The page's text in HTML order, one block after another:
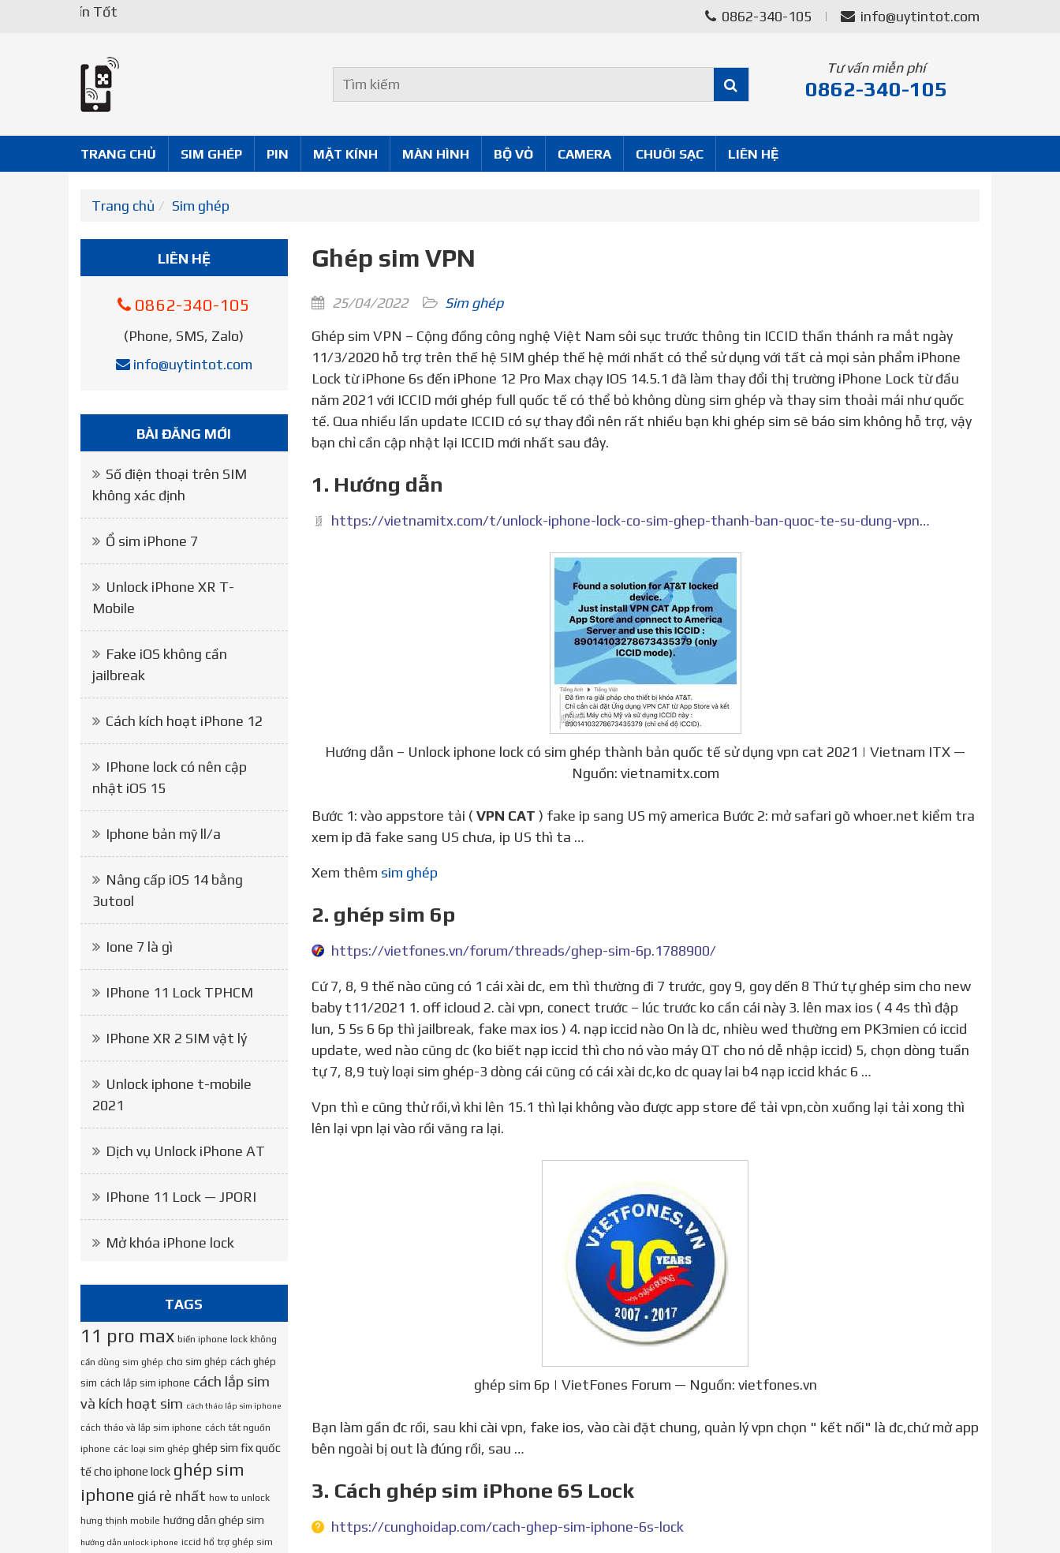
0862-340-105 info@uytintot.com
Tư vấn miễn phí
0862-340-105
TRANG CHỦ SIM GHÉP PIN MẶT KÍNH MÀN HÌNH BỘ VỎ CAMERA CHUÔI SẠC LIÊN HỆ
Trang chủ Sim ghép
Ghép sim VPN
25/04/2022
Sim ghép
Ghép sim VPN – Cộng đồng công nghệ Việt Nam sôi sục trước thông tin ICCID thần thánh ra mắt ngày
11/3/2020 hỗ trợ trên thế hệ SIM ghép thế hệ mới nhất có thể sử dụng với tất cả mọi sản phẩm iPhone
Lock từ iPhone 6s đến iPhone 12 Pro Max chạy IOS 14.5.1 đã làm thay đổi thị trường iPhone Lock từ đầu
năm 2021 với ICCID mới ghép full quốc tế có thể bỏ không dùng sim ghép và thay sim thoải mái như quốc
tế. Qua nhiều lần update ICCID có sự thay đổi nên rất nhiều bạn khi ghép sim sẽ báo sim không hỗ trợ, vậy
bạn chỉ cần cập nhật lại ICCID mới nhất sau đây.
1. Hướng dẫn
https://vietnamitx.com/t/unlock-iphone-lock-co-sim-ghep-thanh-ban-quoc-te-su-dung-vpn-cat-2021.436/
Hướng dẫn – Unlock iphone lock có sim ghép thành bản quốc tế sử dụng vpn cat 2021 | Vietnam ITX —
Nguồn: vietnamitx.com
Bước 1: vào appstore tải ( VPN CAT ) fake ip sang US mỹ america Bước 2: mở safari gõ whoer.net kiểm tra
xem ip đã fake sang US chưa, ip US thì ta …
Xem thêm sim ghép
2. ghép sim 6p
https://vietfones.vn/forum/threads/ghep-sim-6p.1788900/
Cứ 7, 8, 9 thế nào cũng có 1 cái xài dc, em thì thường đi 7 trước, goy 9, goy dến 8 Thứ tự ghép sim cho new
baby t11/2021 1. off icloud 2. cài vpn, conect trước – lúc trước ko cần cái này 3. lên max ios ( 4 4s thì đập
lun, 5 5s 6 6p thì jailbreak, fake max ios ) 4. nạp iccid nào On là dc, nhièu wed thường em PK3mien có iccid
update, wed nào cũng dc (ko biết nạp iccid thì cho nó vào máy QT cho nó dễ nhập iccid) 5, chọn dòng tuần
tự 7, 8,9 tuỳ loại sim ghép-3 dòng cái cũng có cái xài dc,ko dc quay lai b4 nạp iccid khác 6 …
Vpn thì e cũng thử rồi,vì khi lên 15.1 thì lại không vào được app store đề tải vpn,còn xuống lại tải xong thì
lên lại vpn lại vào rồi văng ra lại.
ghép sim 6p | VietFones Forum — Nguồn: vietfones.vn
Bạn làm gần đc rồi, sau khi cài vpn, fake ios, vào cài đặt chung, quản lý vpn chọn " kết nối" là đc,chứ mở app
bên ngoài bị out là đúng rồi, sau …
3. Cách ghép sim iPhone 6S Lock
https://cunghoidap.com/cach-ghep-sim-iphone-6s-lock
LIÊN HỆ
0862-340-105
(Phone, SMS, Zalo)
info@uytintot.com
BÀI ĐĂNG MỚI
Số điện thoại trên SIM
không xác định
Ổ sim iPhone 7
Unlock iPhone XR T-
Mobile
Fake iOS không cần
jailbreak
Cách kích hoạt iPhone 12
IPhone lock có nên cập
nhật iOS 15
Iphone bản mỹ ll/a
Nâng cấp iOS 14 bằng
3utool
Ione 7 là gì
IPhone 11 Lock TPHCM
IPhone XR 2 SIM vật lý
Unlock iphone t-mobile
2021
Dịch vụ Unlock iPhone AT
IPhone 11 Lock — JPORI
Mở khóa iPhone lock
TAGS
11 pro max biến iphone lock không
cần dùng sim ghép cho sim ghép cách ghép
sim cách lắp sim iphone cách lắp sim
và kích hoạt sim cách tháo lắp sim iphone
cách tháo và lắp sim iphone cách tắt nguồn
iphone các loại sim ghép ghép sim fix quốc
tế cho iphone lock ghép sim
iphone giá rẻ nhất how to unlock
hưng thịnh mobile hướng dẫn ghép sim
hướng dẫn unlock iphone iccid hổ trợ ghép sim